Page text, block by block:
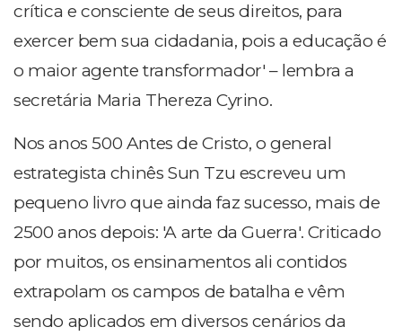
crítica e consciente de seus direitos, para
exercer bem sua cidadania, pois a educação é
o maior agente transformador' – lembra a
secretária Maria Thereza Cyrino.
Nos anos 500 Antes de Cristo, o general
estrategista chinês Sun Tzu escreveu um
pequeno livro que ainda faz sucesso, mais de
2500 anos depois: 'A arte da Guerra'. Criticado
por muitos, os ensinamentos ali contidos
extrapolam os campos de batalha e vêm
sendo aplicados em diversos cenários da